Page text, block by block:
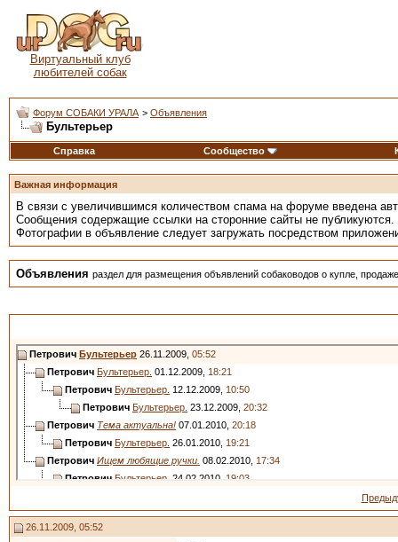
Виртуальный клуб
любителей собак
Форум СОБАКИ УРАЛА > Объявления
Бультерьер
Справка Сообщество
Важная информация
В связи с увеличившимся количеством спама на форуме введена
Сообщения содержащие ссылки на сторонние сайты не публикуются.
Фотографии в объявление следует загружать посредством
Объявления раздел для размещения объявлений собаководов о купле,
Петрович Бультерьер 26.11.2009, 05:52
Петрович Бультерьер. 01.12.2009, 18:21
Петрович Бультерьер. 12.12.2009, 10:50
Петрович Бультерьер. 23.12.2009, 20:32
Петрович Тема актуальна! 07.01.2010, 20:18
Петрович Бультерьер. 26.01.2010, 19:21
Петрович Ищем любящие ручки. 08.02.2010, 17:34
Петрович Бультерьер. 24.02.2010, 19:03
Петрович Бультерьер.17.03.2010,22:21
26.11.2009, 05:52